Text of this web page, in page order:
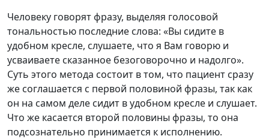
Человеку говорят фразу, выделяя голосовой
тональностью последние слова: «Вы сидите в
удобном кресле, слушаете, что я Вам говорю и
усваиваете сказанное безоговорочно и надолго».
Суть этого метода состоит в том, что пациент сразу
же соглашается с первой половиной фразы, так как
он на самом деле сидит в удобном кресле и слушает.
Что же касается второй половины фразы, то она
подсознательно принимается к исполнению.